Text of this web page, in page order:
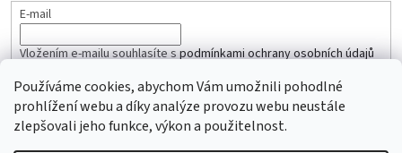
Používáme cookies, abychom Vám umožnili pohodlné
prohlížení webu a díky analýze provozu webu neustále
zlepšovali jeho funkce, výkon a použitelnost.
E-mail
Vložením e-mailu souhlasíte spodmínkami ochrany osobních údajů
PŘIHLÁSIT SE